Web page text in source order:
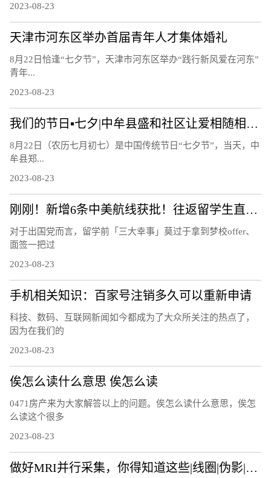
2023-08-23
天津市河东区举办首届青年人才集体婚礼
8月22日恰逢“七夕节”，天津市河东区举办“践行新风爱在河东”
青年...
2023-08-23
我们的节日▪七夕|中牟县盛和社区让爱相随相约白首
8月22日（农历七月初七）是中国传统节日“七夕节”，当天，中
牟县郑...
2023-08-23
刚刚！新增6条中美航线获批！往返留学生直接省出一部iPhone……
对于出国党而言，留学前「三大幸事」莫过于拿到梦校offer、
面签一把过
2023-08-23
手机相关知识：百家号注销多久可以重新申请
科技、数码、互联网新闻如今都成为了大众所关注的热点了，
因为在我们的
2023-08-23
俟怎么读什么意思 俟怎么读
0471房产来为大家解答以上的问题。俟怎么读什么意思，俟怎
么读这个很多
2023-08-23
做好MRI并行采集，你得知道这些|线圈|伪影|图像|因子|